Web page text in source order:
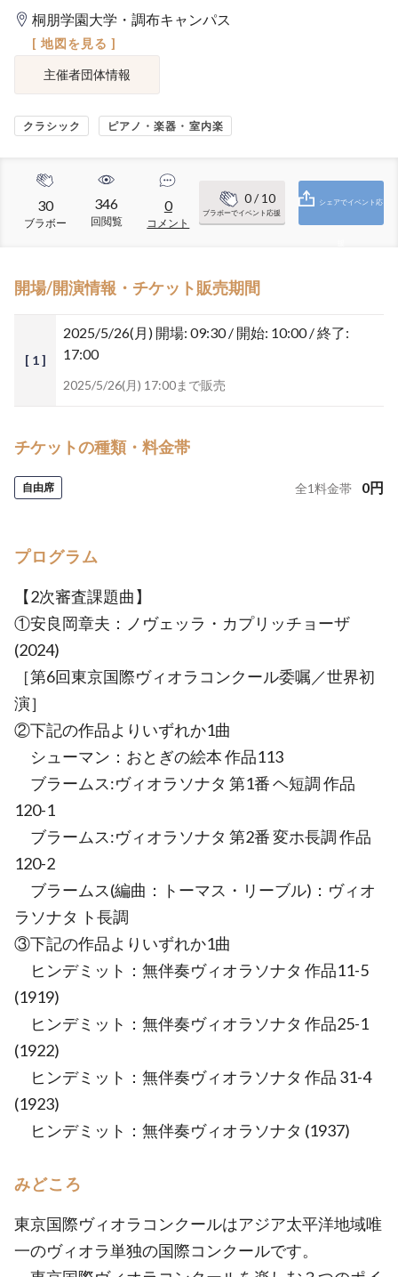
桐朋学園大学・調布キャンパス
[ 地図を見る ]
主催者団体情報
クラシック ピアノ・楽器・室内楽
30
ブラボー
346
回閲覧
0
コメント
0/ 10
ブラボーでイベント応援
シェアでイベント応
開場/開演情報・チケット販売期間
[ 1 ]
2025/5/26(月) 開場: 09:30 / 開始: 10:00 / 終了:
17:00
2025/5/26(月) 17:00まで販売
チケットの種類・料金帯
自由席 全1料金帯 0円
プログラム
【2次審査課題曲】
①安良岡章夫：ノヴェッラ・カプリッチョーザ
(2024)
［第6回東京国際ヴィオラコンクール委嘱／世界初
演］
②下記の作品よりいずれか1曲
シューマン：おとぎの絵本 作品113
ブラームス:ヴィオラソナタ 第1番 ヘ短調 作品
120-1
ブラームス:ヴィオラソナタ 第2番 変ホ長調 作品
120-2
ブラームス(編曲：トーマス・リーブル)：ヴィオ
ラソナタ ト長調
③下記の作品よりいずれか1曲
ヒンデミット：無伴奏ヴィオラソナタ 作品11-5
(1919)
ヒンデミット：無伴奏ヴィオラソナタ 作品25-1
(1922)
ヒンデミット：無伴奏ヴィオラソナタ 作品 31-4
(1923)
ヒンデミット：無伴奏ヴィオラソナタ (1937)
みどころ
東京国際ヴィオラコンクールはアジア太平洋地域唯
一のヴィオラ単独の国際コンクールです。